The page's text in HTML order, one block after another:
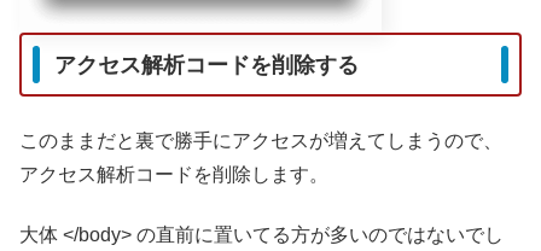
アクセス解析コードを削除する
このままだと裏で勝手にアクセスが増えてしまうので、
アクセス解析コードを削除します。
大体 </body> の直前に置いてる方が多いのではないでし